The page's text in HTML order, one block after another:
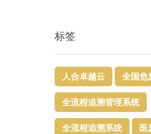
标签
人合卓越云 全国危
全流程追溯管理系统
全流程追溯系统 医